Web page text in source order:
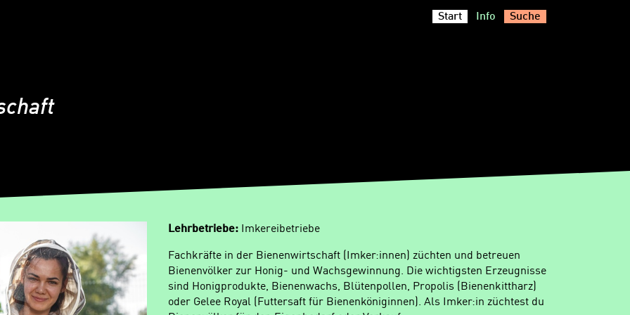
Start
Info Suche
Lehrbetriebe: Imkereibetriebe
Fachkräfte in der Bienenwirtschaft (Imker:innen) züchten und betreuen
Bienenvölker zur Honig- und Wachsgewinnung. Die wichtigsten Erzeugnisse
sind Honigprodukte, Bienenwachs, Blütenpollen, Propolis (Bienenkittharz)
oder Gelee Royal (Futtersaft für Bienenköniginnen). Als Imker:in züchtest du